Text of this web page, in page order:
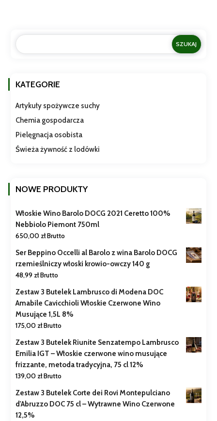
KATEGORIE
Artykuły spożywcze suchy
Chemia gospodarcza
Pielęgnacja osobista
Świeża żywność z lodówki
NOWE PRODUKTY
Włoskie Wino Barolo DOCG 2021 Ceretto 100%
Nebbiolo Piemont 750ml
650,00 złBrutto
Ser Beppino Occelli al Barolo z wina Barolo DOCG
rzemieślniczy włoski krowio-owczy 140 g
48,99 złBrutto
Zestaw 3 Butelek Lambrusco di Modena DOC
Amabile Cavicchioli Włoskie Czerwone Wino
Musujące 1,5L 8%
175,00 złBrutto
Zestaw 3 Butelek Riunite Senzatempo Lambrusco
Emilia IGT – Włoskie czerwone wino musujące
frizzante, metoda tradycyjna, 75 cl 12%
139,00 złBrutto
Zestaw 3 Butelek Corte dei Rovi Montepulciano
d'Abruzzo DOC 75 cl – Wytrawne Wino Czerwone
12,5%